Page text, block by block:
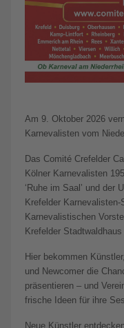
Am 9. Oktober 2026
Karnevalisten vom
Das Comité Crefelder
Kölner Karnevalisten
‘Ruhe im Saal’ und der
Krefelder
Karnevalistischen
Krefelder
Hier bekommen
und Newcomer die
präsentieren – und
frische Ideen für ihre
Neue Künstler